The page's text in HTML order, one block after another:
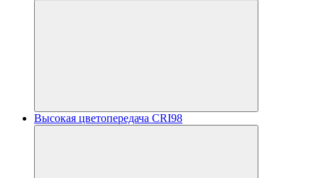
Высокая цветопередача CRI98